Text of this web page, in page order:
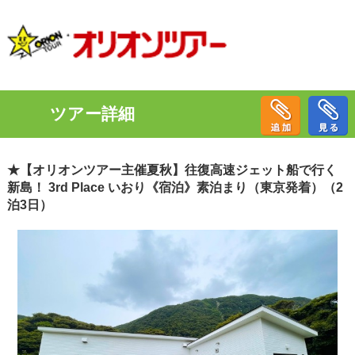
ツアー詳細
★【オリオンツアー主催夏秋】往復高速ジェット船で行く
新島！ 3rd Place いおり《宿泊》素泊まり（東京発着）（2
泊3日）